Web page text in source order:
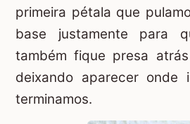
primeira pétala que
base justamente para
também fique presa
deixando aparecer onde
terminamos.